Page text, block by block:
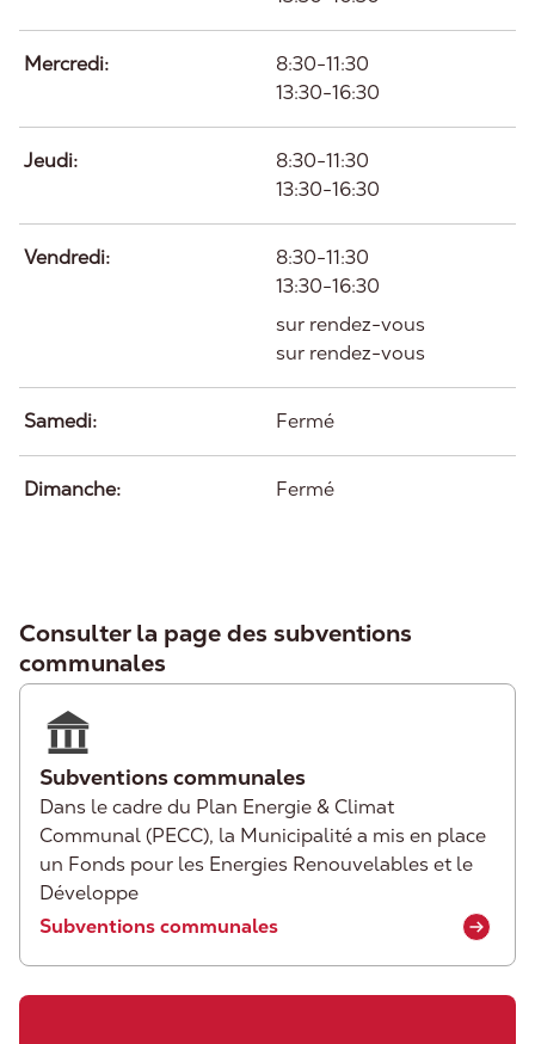
Mercredi:
8:30-11:30
13:30-16:30
Jeudi:
8:30-11:30
13:30-16:30
Vendredi:
8:30-11:30
13:30-16:30
sur rendez-vous
sur rendez-vous
Samedi: Fermé
Dimanche: Fermé
Consulter la page des subventions
communales
Subventions communales
Dans le cadre du Plan Energie & Climat
Communal (PECC), la Municipalité a mis en place
un Fonds pour les Energies Renouvelables et le
Développe
Subventions communales